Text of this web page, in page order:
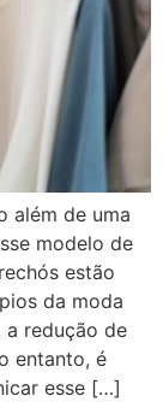
além de uma
modelo de
estão
da moda
a redução de
entanto, é
esse […]